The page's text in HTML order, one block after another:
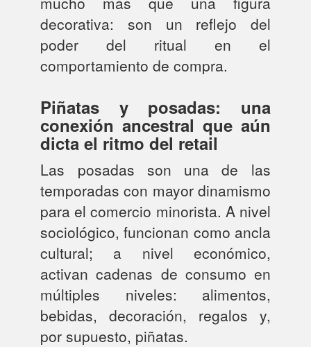
decorativa: son un reflejo del
poder del ritual en el
comportamiento de compra.
Piñatas y posadas: una
conexión ancestral que aún
dicta el ritmo del retail
Las posadas son una de las
temporadas con mayor dinamismo
para el comercio minorista. A nivel
sociológico, funcionan como ancla
cultural; a nivel económico,
activan cadenas de consumo en
múltiples niveles: alimentos,
bebidas, decoración, regalos y,
por supuesto, piñatas.